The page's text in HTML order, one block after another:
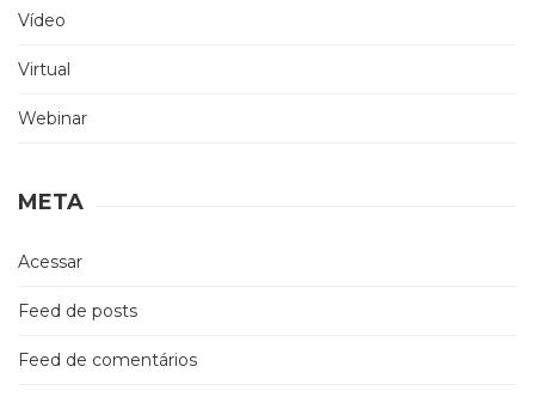
Vídeo
Virtual
Webinar
META
Acessar
Feed de posts
Feed de comentários